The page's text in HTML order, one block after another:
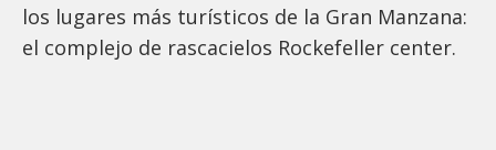
los lugares más turísticos de la Gran Manzana:
el complejo de rascacielos Rockefeller center.